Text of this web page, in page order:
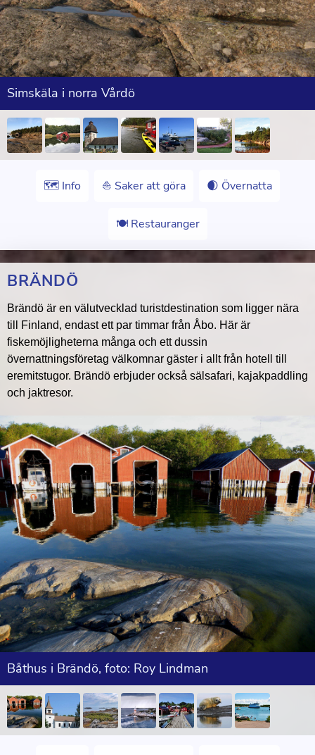
Simskäla i norra Vårdö
🗺 Info ⛵️ Saker att göra 🌒 Övernatta
🍽 Restauranger
BRÄNDÖ
Brändö är en välutvecklad turistdestination som ligger nära
till Finland, endast ett par timmar från Åbo. Här är
fiskemöjligheterna många och ett dussin
övernattningsföretag välkomnar gäster i allt från hotell till
eremitstugor. Brändö erbjuder också sälsafari, kajakpaddling
och jaktresor.
Båthus i Brändö, foto: Roy Lindman